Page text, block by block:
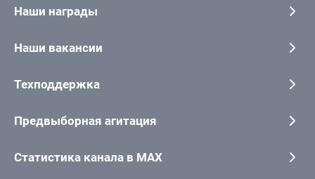
Наши награды
Наши вакансии
Техподдержка
Предвыборная агитация
Статистика канала в MAX